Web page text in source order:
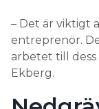
– Det är viktigt
entreprenör.
arbetet till
Ekberg.